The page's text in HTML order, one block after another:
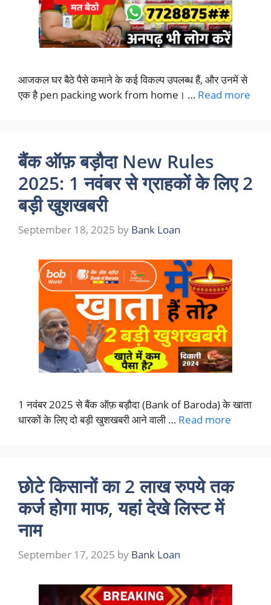
आजकल घर बैठे पैसे कमाने के कई विकल्प उपलब्ध हैं, और उनमें से
एक है pen packing work from home। … Read more
बैंक ऑफ़ बड़ौदा New Rules
2025: 1 नवंबर से ग्राहकों के लिए 2
बड़ी खुशखबरी
September 18, 2025 by Bank Loan
1 नवंबर 2025 से बैंक ऑफ़ बड़ौदा (Bank of Baroda) के खाता
धारकों के लिए दो बड़ी खुशखबरी आने वाली … Read more
छोटे किसानों का 2 लाख रुपये तक
कर्ज होगा माफ, यहां देखे लिस्ट में
नाम
September 17, 2025 by Bank Loan